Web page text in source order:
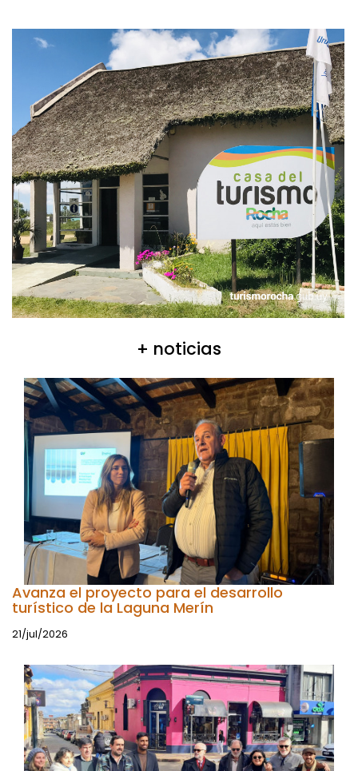
+ noticias
Avanza el proyecto para el desarrollo
turístico de la Laguna Merín
21/jul/2026